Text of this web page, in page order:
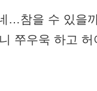
…참을 수 있을
쭈우욱 하고 허